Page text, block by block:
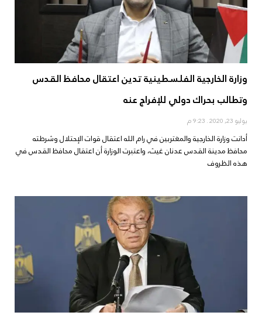
وزارة الخارجية الفلسطينية تدين اعتقال محافظ القدس
وتطالب بحراك دولي للإفراج عنه
يوليو 23, 2020
أدانت وزارة الخارجية والمغتربين في رام الله اعتقال قوات الإحتلال وشرطته
محافظ مدينة القدس عدنان غيث، واعتبرت الوزارة أن اعتقال محافظ القدس في
هذه الظروف